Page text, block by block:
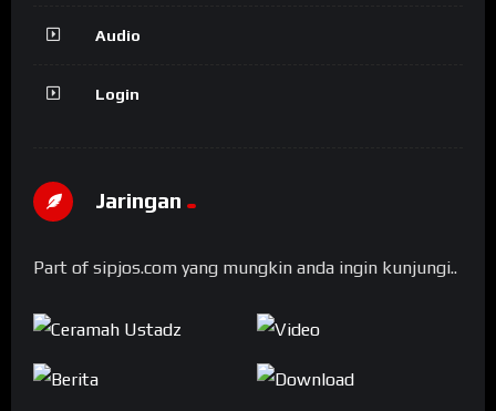
Audio
Login
Jaringan
Part of sipjos.com yang mungkin anda ingin kunjungi..